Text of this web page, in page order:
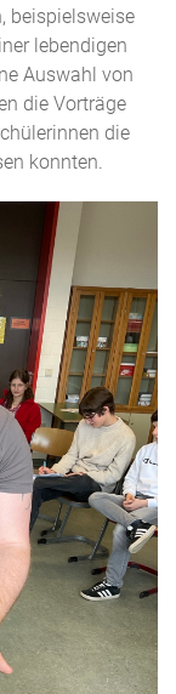
beispielsweise
lebendigen
Auswahl von
die Vorträge
die
konnten.